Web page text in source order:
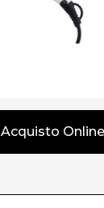
Acquisto Online